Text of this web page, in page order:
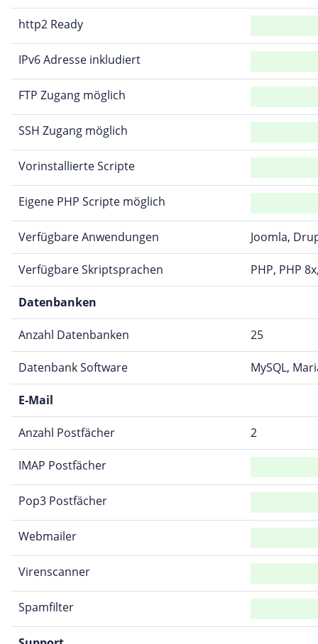
http2 Ready
IPv6 Adresse inkludiert
FTP Zugang möglich
SSH Zugang möglich
Vorinstallierte Scripte
Eigene PHP Scripte möglich
Verfügbare Anwendungen Joomla,
Verfügbare Skriptsprachen PHP, PHP
Datenbanken
Anzahl Datenbanken 25
Datenbank Software MySQL,
E-Mail
Anzahl Postfächer 2
IMAP Postfächer
Pop3 Postfächer
Webmailer
Virenscanner
Spamfilter